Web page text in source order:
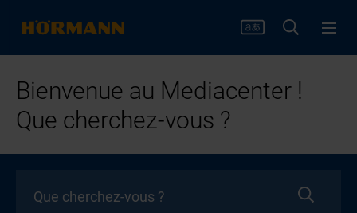
Bienvenue au Mediacenter !
Que cherchez-vous ?